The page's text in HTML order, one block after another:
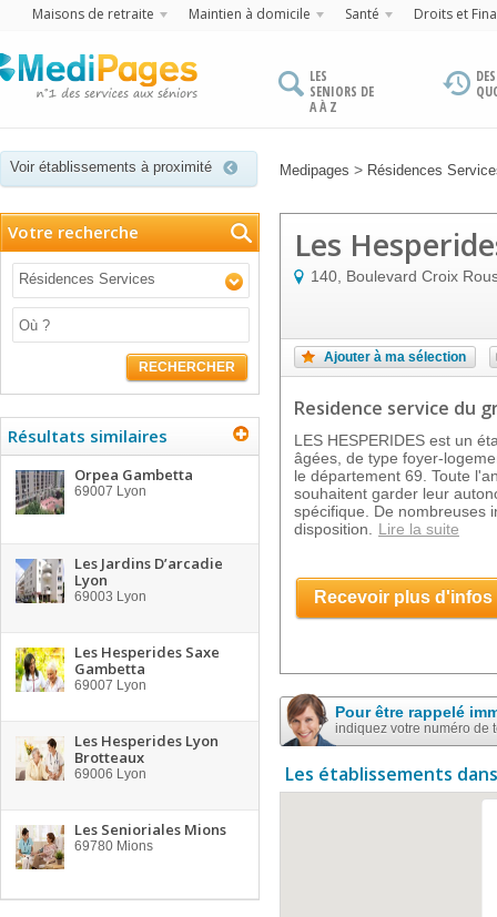
Maisons de retraite Maintien à domicile Santé Droits et
LES
SENIORS DE
A À Z
Voir établissements à proximité Medipages > Résidences
Votre recherche
Résidences Services
RECHERCHER
Résultats similaires
Orpea Gambetta
69007 Lyon
Les Jardins D’arcadie
Lyon
69003 Lyon
Les Hesperides Saxe
Gambetta
69007 Lyon
Les Hesperides Lyon
Brotteaux
69006 Lyon
Les Senioriales Mions
69780 Mions
Les
140, Boulevard Croix
Ajouter à ma sélection
Residence service du
LES HESPERIDES est un
âgées, de type foyer-
le département 69. Toute
souhaitent garder leur
spécifique. De nombreuses
disposition.
Lire la suite
Recevoir plus d'infos
Pour être rappelé
indiquez votre numéro de
Les établissements